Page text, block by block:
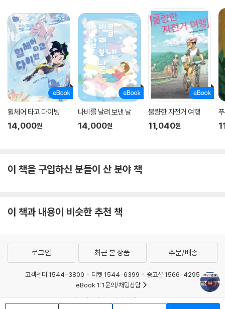
휠체어 타고 다이빙
14,000원
나비를 날려 보낸 날
14,000원
불량한 자전거 여행
11,040원
이 책을 구입하신 분들이 산 분야 책
이 책과 내용이 비슷한 추천 책
로그인 최근 본 상품 주문/배송
고객센터 1544-3800 티켓 1544-6399
중고샵 1566-4295
eBook 1:1문의/채팅상담
예스이십사(주) 사업자 정보